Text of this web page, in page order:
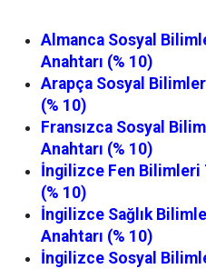
Almanca Sosyal
Anahtarı (% 10)
Arapça Sosyal
(% 10)
Fransızca Sosyal
Anahtarı (% 10)
İngilizce Fen Bilimleri
(% 10)
İngilizce Sağlık
Anahtarı (% 10)
İngilizce Sosyal